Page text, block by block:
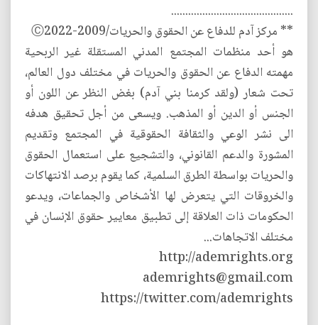
...........................................
** مركز آدم للدفاع عن الحقوق والحريات/2009-Ⓒ2022
هو أحد منظمات المجتمع المدني المستقلة غير الربحية
مهمته الدفاع عن الحقوق والحريات في مختلف دول العالم،
تحت شعار (ولقد كرمنا بني آدم) بغض النظر عن اللون أو
الجنس أو الدين أو المذهب. ويسعى من أجل تحقيق هدفه
الى نشر الوعي والثقافة الحقوقية في المجتمع وتقديم
المشورة والدعم القانوني، والتشجيع على استعمال الحقوق
والحريات بواسطة الطرق السلمية، كما يقوم برصد الانتهاكات
والخروقات التي يتعرض لها الأشخاص والجماعات، ويدعو
الحكومات ذات العلاقة إلى تطبيق معايير حقوق الإنسان في
مختلف الاتجاهات...
http://ademrights.org
ademrights@gmail.com
https://twitter.com/ademrights